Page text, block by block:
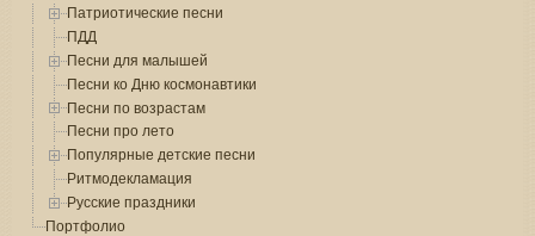
Патриотические песни
ПДД
Песни для малышей
Песни ко Дню космонавтики
Песни по возрастам
Песни про лето
Популярные детские песни
Ритмодекламация
Русские праздники
Портфолио